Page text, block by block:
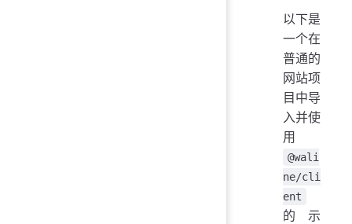
以下是
一个在
普通的
网站项
目中导
入并使
用
@wali
ne/cli
ent
的示